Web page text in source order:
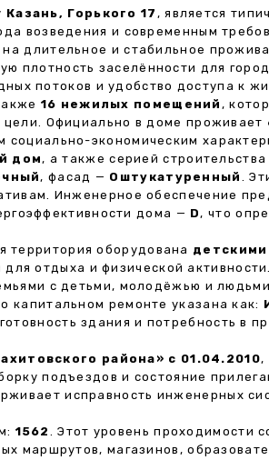
Казань, Горького 17 , является
возведения и современным
длительное и стабильное
плотность заселённости для
потоков и удобство доступа к
16 нежилых помещений ,
цели. Официально в доме проживает
социально-экономическим
дом, а также серией
, фасад — Оштукатуренный .
Инженерное обеспечение
дома — D, что
территория оборудована
отдыха и физической
с детьми, молодёжью и
капитальном ремонте указана как:
здания и потребность в
района» с 01.04.2010,
подъездов и состояние
исправность инженерных
1562 . Этот уровень проходимости
маршрутов, магазинов,